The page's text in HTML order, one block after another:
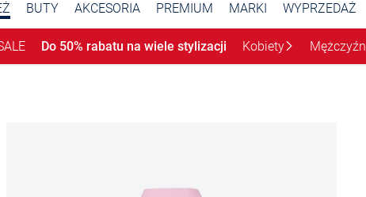
BUTY AKCESORIA PREMIUM MARKI WYPRZEDAŻ
Do 50% rabatu na wiele stylizacji Kobiety